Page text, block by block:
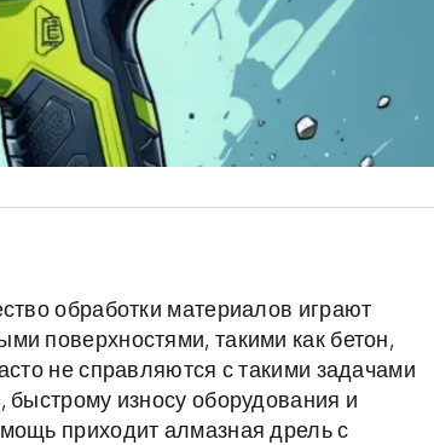
обработки материалов играют
поверхностями, такими как бетон,
не справляются с такими задачами
быстрому износу оборудования и
приходит алмазная дрель с